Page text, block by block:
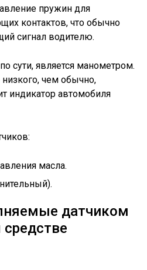
пружин для
контактов, что обычно
сигнал водителю.
сути, является манометром.
чем обычно,
индикатор автомобиля
масла.
датчиком